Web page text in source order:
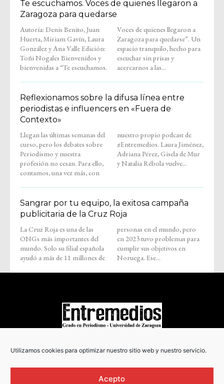
Utilizamos cookies para optimizar nuestro sitio web y nuestro servicio.
Acepto
Te escuchamos. Voces de quienes llegaron a
Zaragoza para quedarse
Autoría: Denis Benito, Juan
Huerta, Miriam Gavín, Laura
González y Ana Valle Edición:
Toñi Nogales Bienvenidos y
bienvenidas a “Te escuchamos.
Voces de quienes llegaron a
Zaragoza para quedarse”. Un
espacio tranquilo, hecho para
escuchar sin prisas y
acercarnos a las...
Reflexionamos sobre la difusa línea entre
periodistas e influencers en «Fuera de
Contexto»
Llegan las últimas semanas del
curso, pero los debates sobre
Periodismo y nuestra
profesión no cesan. Para ello,
contamos, una vez más, con
nuestro propio podcast de
#Entremedios. Laura Jiménez,
Adriana Pérez, Gisela de Mur
y Natalia Rébola vuelve...
Sangrar por tu equipo, la exitosa campaña
publicitaria de la Cruz Roja
La Cruz Roja es una de las
ONGs más importantes del
mundo. Solo su filial española
ayudó a más de 11 millones de
personas en el mundo, pero
en 2023 tuvo problemas para
cumplir sus objetivos en
Noruega. Ese...